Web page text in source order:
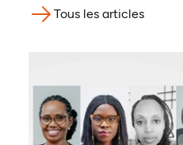
Tous les articles